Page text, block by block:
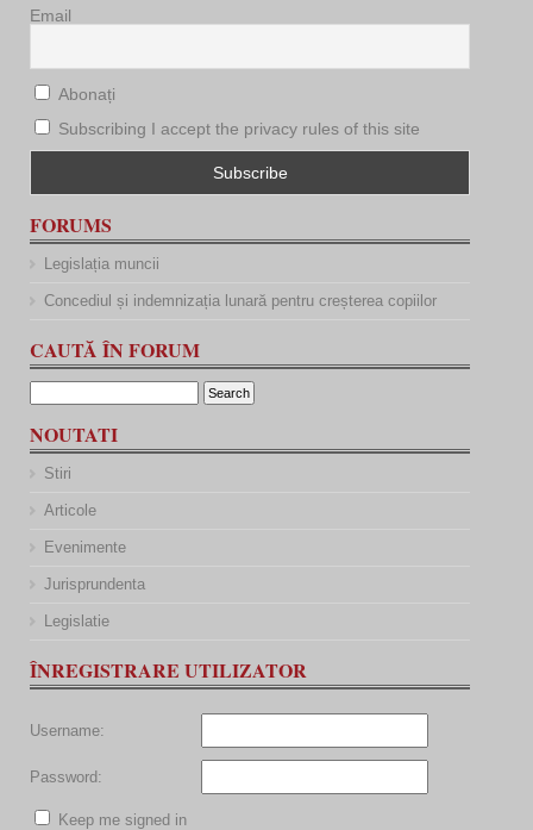
Email
Abonați
Subscribing I accept the privacy rules of this site
FORUMS
Legislația muncii
Concediul și indemnizația lunară pentru creșterea copiilor
CAUTĂ ÎN FORUM
NOUTATI
Stiri
Articole
Evenimente
Jurisprundenta
Legislatie
ÎNREGISTRARE UTILIZATOR
Username:
Password:
Keep me signed in